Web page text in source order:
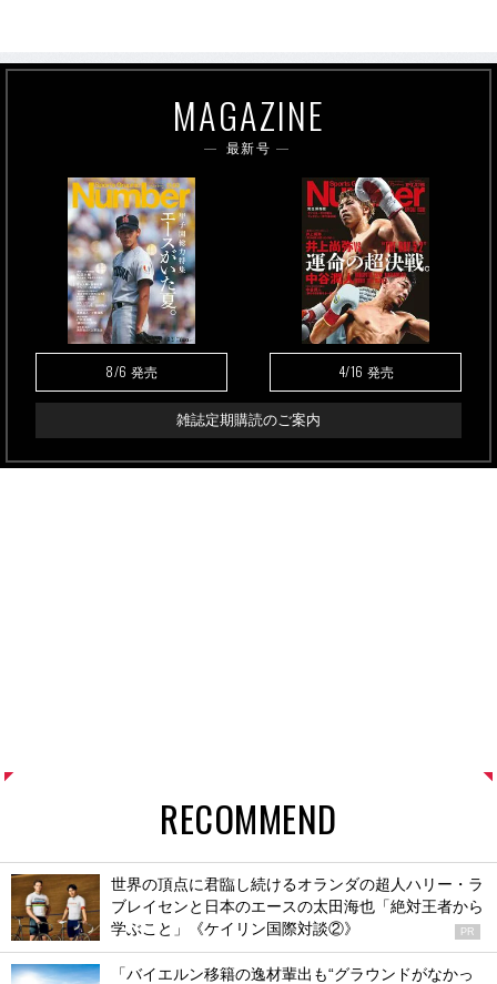
MAGAZINE
最新号
8/6 発売 4/16 発売
雑誌定期購読のご案内
RECOMMEND
世界の頂点に君臨し続けるオランダの超人ハリー・ラ
ブレイセンと日本のエースの太田海也「絶対王者から
学ぶこと」《ケイリン国際対談②》
PR
「バイエルン移籍の逸材輩出も“グラウンドがなかっ